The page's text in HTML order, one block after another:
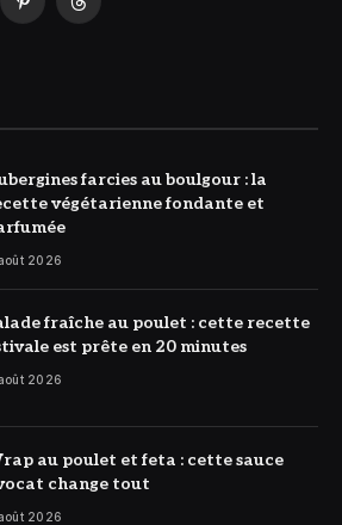
PinterestThreads
farcies au boulgour : la
végétarienne fondante et
2026
fraîche au poulet : cette recette
est prête en 20 minutes
2026
au poulet et feta : cette sauce
change tout
2026